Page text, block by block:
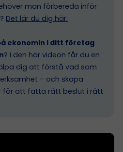
man förbereda inför
Det lär du dig här.
ekonomin i ditt företag
? I den här videon får du en
dig att förstå vad som
– och skapa
att fatta rätt beslut i rätt